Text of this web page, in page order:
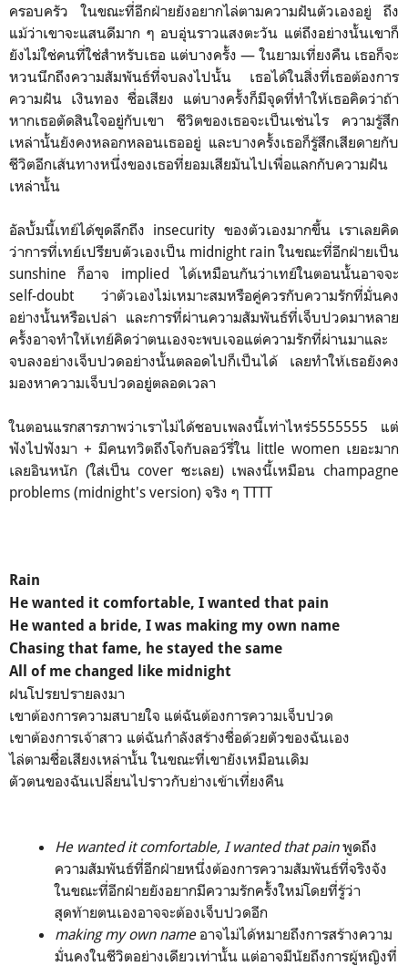
ครอบครัว ในขณะที่อีกฝ่ายยังอยากไล่ตามความฝันตัวเองอยู่ ถึง
แม้ว่าเขาจะแสนดีมาก ๆ อบอุ่นราวแสงตะวัน แต่ถึงอย่างนั้นเขาก็
ยังไม่ใช่คนที่ใช่สำหรับเธอ แต่บางครั้ง — ในยามเที่ยงคืน เธอก็จะ
หวนนึกถึงความสัมพันธ์ที่จบลงไปนั้น เธอได้ในสิ่งที่เธอต้องการ
ความฝัน เงินทอง ชื่อเสียง แต่บางครั้งก็มีจุดที่ทำให้เธอคิดว่าถ้า
หากเธอตัดสินใจอยู่กับเขา ชีวิตของเธอจะเป็นเช่นไร ความรู้สึก
เหล่านั้นยังคงหลอกหลอนเธออยู่ และบางครั้งเธอก็รู้สึกเสียดายกับ
ชีวิตอีกเส้นทางหนึ่งของเธอที่ยอมเสียมันไปเพื่อแลกกับความฝัน
เหล่านั้น
อัลบั้มนี้เทย์ได้ขุดลึกถึง insecurity ของตัวเองมากขึ้น เราเลยคิด
ว่าการที่เทย์เปรียบตัวเองเป็น midnight rain ในขณะที่อีกฝ่ายเป็น
sunshine ก็อาจ implied ได้เหมือนกันว่าเทย์ในตอนนั้นอาจจะ
self-doubt ว่าตัวเองไม่เหมาะสมหรือคู่ควรกับความรักที่มั่นคง
อย่างนั้นหรือเปล่า และการที่ผ่านความสัมพันธ์ที่เจ็บปวดมาหลาย
ครั้งอาจทำให้เทย์คิดว่าตนเองจะพบเจอแต่ความรักที่ผ่านมาและ
จบลงอย่างเจ็บปวดอย่างนั้นตลอดไปก็เป็นได้ เลยทำให้เธอยังคง
มองหาความเจ็บปวดอยู่ตลอดเวลา
ในตอนแรกสารภาพว่าเราไม่ได้ชอบเพลงนี้เท่าไหร่5555555 แต่
ฟังไปฟังมา + มีคนทวิตถึงโจกับลอว์รี่ใน little women เยอะมาก
เลยอินหนัก (ใส่เป็น cover ซะเลย) เพลงนี้เหมือน champagne
problems (midnight's version) จริง ๆ TTTT
Rain
He wanted it comfortable, I wanted that pain
He wanted a bride, I was making my own name
Chasing that fame, he stayed the same
All of me changed like midnight
ฝนโปรยปรายลงมา
เขาต้องการความสบายใจ แต่ฉันต้องการความเจ็บปวด
เขาต้องการเจ้าสาว แต่ฉันกำลังสร้างชื่อด้วยตัวของฉันเอง
ไล่ตามชื่อเสียงเหล่านั้น ในขณะที่เขายังเหมือนเดิม
ตัวตนของฉันเปลี่ยนไปราวกับย่างเข้าเที่ยงคืน
He wanted it comfortable, I wanted that painพูดถึง
ความสัมพันธ์ที่อีกฝ่ายหนึ่งต้องการความสัมพันธ์ที่จริงจัง
ในขณะที่อีกฝ่ายยังอยากมีความรักครั้งใหม่โดยที่รู้ว่า
สุดท้ายตนเองอาจจะต้องเจ็บปวดอีก
making my own nameอาจไม่ได้หมายถึงการสร้างความ
มั่นคงในชีวิตอย่างเดียวเท่านั้น แต่อาจมีนัยถึงการผู้หญิงที่